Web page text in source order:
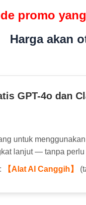
promo
Harga akan
GPT-4o dan
untuk
lanjut — tanpa perlu
【Alat AI Canggih】